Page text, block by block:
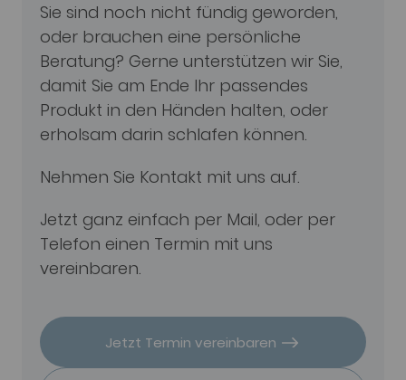
Sie sind noch nicht fündig geworden,
oder brauchen eine persönliche
Beratung? Gerne unterstützen wir Sie,
damit Sie am Ende Ihr passendes
Produkt in den Händen halten, oder
erholsam darin schlafen können.
Nehmen Sie Kontakt mit uns auf.
Jetzt ganz einfach per Mail, oder per
Telefon einen Termin mit uns
vereinbaren.
Jetzt Termin vereinbaren